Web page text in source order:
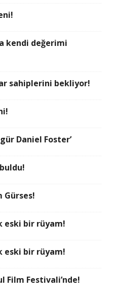
kendi değerimi
sahiplerini bekliyor!
Daniel Foster’
Gürses!
eski bir rüyam!
eski bir rüyam!
Film Festivali’nde!